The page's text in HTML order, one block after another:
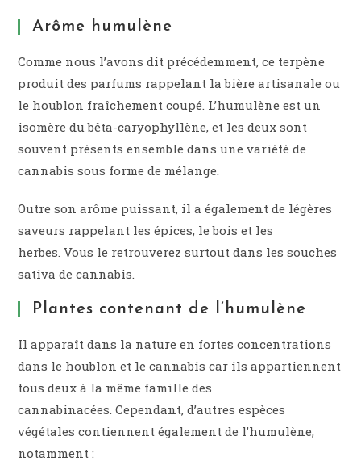
Arôme humulène
Comme nous l’avons dit précédemment, ce terpène
produit des parfums rappelant la bière artisanale ou
le houblon fraîchement coupé. L’humulène est un
isomère du bêta-caryophyllène, et les deux sont
souvent présents ensemble dans une variété de
cannabis sous forme de mélange.
Outre son arôme puissant, il a également de légères
saveurs rappelant les épices, le bois et les
herbes. Vous le retrouverez surtout dans les souches
sativa de cannabis.
Plantes contenant de l’humulène
Il apparaît dans la nature en fortes concentrations
dans le houblon et le cannabis car ils appartiennent
tous deux à la même famille des
cannabinacées. Cependant, d’autres espèces
végétales contiennent également de l’humulène,
notamment :